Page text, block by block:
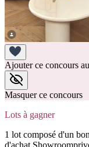
Ajouter ce concours
Masquer ce concours
Lots à gagner
1 lot composé d'un
d'achat